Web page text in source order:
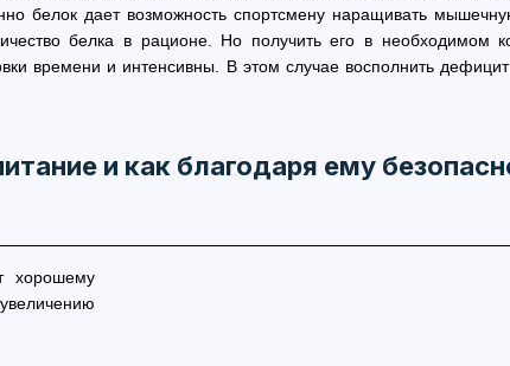
белок дает возможность спортсмену наращивать
белка в рационе. Но получить его в необходимом
времени и интенсивны. В этом случае восполнить
и как благодаря ему
хорошему